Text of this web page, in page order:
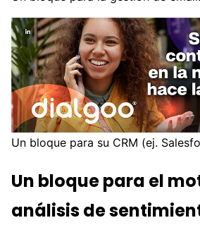
Un bloque para su CRM (ej.
Un bloque para el
análisis de